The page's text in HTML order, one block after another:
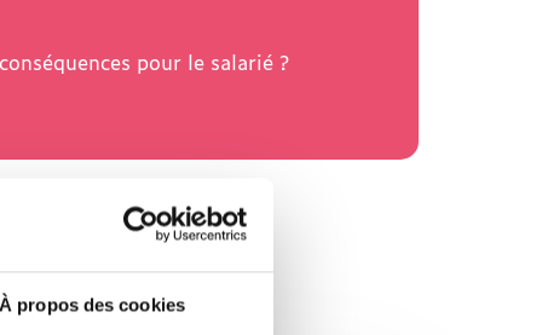
À propos des cookies
pour le salarié ?